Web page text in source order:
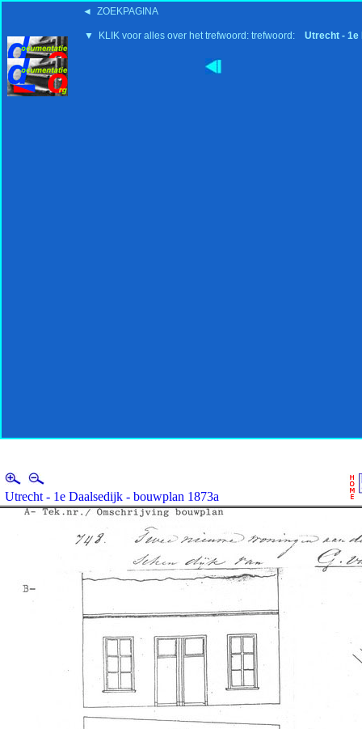
◄ ZOEKPAGINA
▼ KLIK voor alles over het trefwoord: trefwoord: Utrecht - 1e
Utrecht - 1e Daalsedijk - bouwplan 1873a